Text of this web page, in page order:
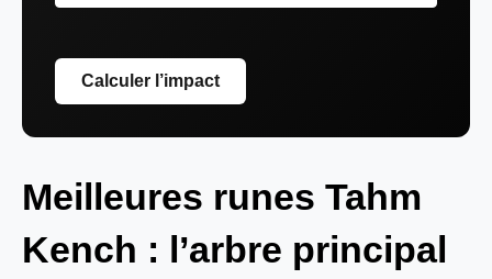
Calculer l’impact
Meilleures runes Tahm
Kench : l’arbre principal